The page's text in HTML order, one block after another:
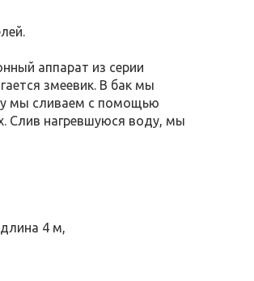
аппарат из серии
змеевик. В бак мы
мы сливаем с помощью
Слив нагревшуюся воду, мы
4 м,